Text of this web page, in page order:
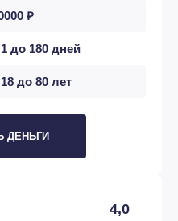
₽
до 180 дней
до 80 лет
ДЕНЬГИ
4,0